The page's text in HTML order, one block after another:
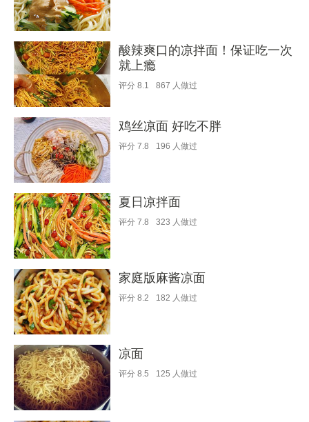
酸辣爽口的凉拌面！保证吃一次
就上瘾
评分 8.1 867 人做过
鸡丝凉面 好吃不胖
评分 7.8 196 人做过
夏日凉拌面
评分 7.8 323 人做过
家庭版麻酱凉面
评分 8.2 182 人做过
凉面
评分 8.5 125 人做过